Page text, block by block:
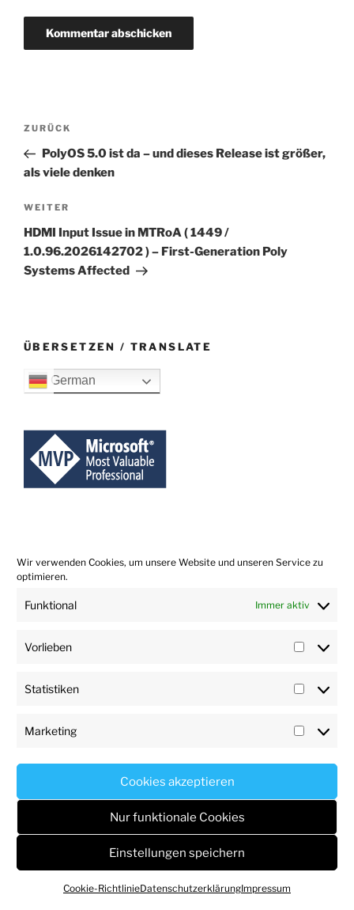
Wir verwenden Cookies, um unsere Website und unseren Service zu
optimieren.
Funktional Immer aktiv
Vorlieben
Statistiken
Marketing
Cookies akzeptieren
Nur funktionale Cookies
Einstellungen speichern
Cookie-RichtlinieDatenschutzerklärungImpressum
Beitragsnavigation
Vorheriger
Beitrag
ZURÜCK
PolyOS 5.0 ist da – und dieses Release ist größer,
als viele denken
Nächster
Beitrag
WEITER
HDMI Input Issue in MTRoA ( 1449 /
1.0.96.2026142702 ) – First-Generation Poly
Systems Affected
ÜBERSETZEN / TRANSLATE
German
NEWSLETTER ANMELDUNG
Name*